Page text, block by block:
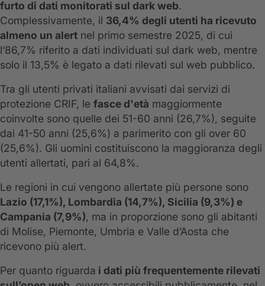
furto di dati monitorati sul dark web.
Complessivamente, il 36,4% degli utenti ha ricevuto
almeno un alert nel primo semestre 2025, di cui
l‘86,7% riferito a dati individuati sul dark web, mentre
solo il 13,5% è legato a dati rilevati sul web pubblico.
Tra gli utenti privati italiani avvisati dai servizi di
protezione CRIF, le fasce d'età maggiormente
coinvolte sono quelle dei 51-60 anni (26,7%), seguite
dai 41-50 anni (25,6%) a parimerito con gli over 60
(25,6%). Gli uomini costituiscono la maggioranza degli
utenti allertati, pari al 64,8%.
Le regioni in cui vengono allertate più persone sono
Lazio (17,1%), Lombardia (14,7%), Sicilia (9,3%) e
Campania (7,9%), ma in proporzione sono gli abitanti
di Molise, Piemonte, Umbria e Valle d’Aosta che
ricevono più alert.
Per quanto riguarda i dati più frequentemente rilevati